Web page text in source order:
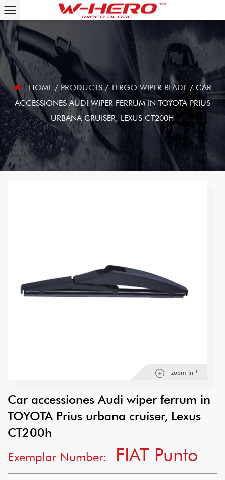
HOME/PRODUCTS/ TERGO WIPER BLADE/CAR
ACCESSIONES AUDI WIPER FERRUM IN TOYOTA PRIUS
URBANA CRUISER, LEXUS CT200H
zoom in *
Car accessiones Audi wiper ferrum in
TOYOTA Prius urbana cruiser, Lexus
CT200h
Exemplar Number:
FIAT Punto